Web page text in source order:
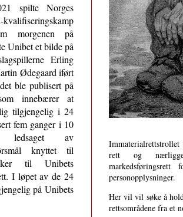
spilte Norges
morgenen på
Unibet et bilde på
Erling
Ødegaard iført
ble publisert på
innebærer at
tilgjengelig i 24
fem ganger i 10
ledsaget av
knyttet til
til Unibets
I løpet av de 24
på Unibets
rett og
markedsføringsrett
person­opplysninger.
Her vil vil søke å
rettsområdene fra et